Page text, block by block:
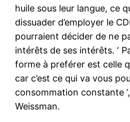
huile sous leur langue, ce
dissuader d’employer le
pourraient décider de ne
intérêts de ses intérêts. ‘
forme à preférer est celle
car c’est ce qui va vous
consommation constante
Weissman.